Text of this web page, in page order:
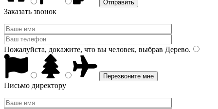
Заказать звонок
Пожалуйста, докажите, что вы человек, выбрав Дерево.
Письмо директору